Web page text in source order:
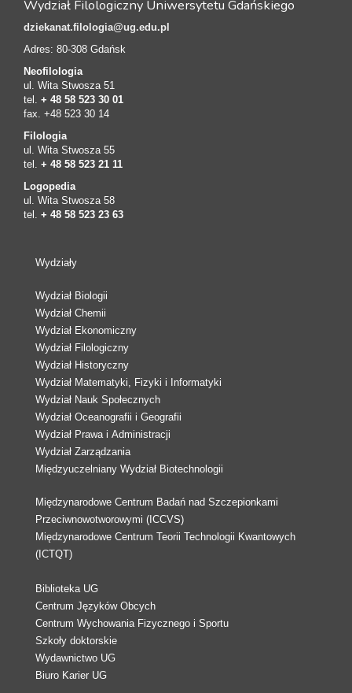
Wydział Filologiczny Uniwersytetu Gdańskiego
dziekanat.filologia@ug.edu.pl
Adres: 80-308 Gdańsk
Neofilologia
ul. Wita Stwosza 51
tel. + 48 58 523 30 01
fax. +48 523 30 14
Filologia
ul. Wita Stwosza 55
tel. + 48 58 523 21 11
Logopedia
ul. Wita Stwosza 58
tel. + 48 58 523 23 63
Wydziały
Wydział Biologii
Wydział Chemii
Wydział Ekonomiczny
Wydział Filologiczny
Wydział Historyczny
Wydział Matematyki, Fizyki i Informatyki
Wydział Nauk Społecznych
Wydział Oceanografii i Geografii
Wydział Prawa i Administracji
Wydział Zarządzania
Międzyuczelniany Wydział Biotechnologii
Międzynarodowe Centrum Badań nad Szczepionkami
Przeciwnowotworowymi (ICCVS)
Międzynarodowe Centrum Teorii Technologii Kwantowych
(ICTQT)
Biblioteka UG
Centrum Języków Obcych
Centrum Wychowania Fizycznego i Sportu
Szkoły doktorskie
Wydawnictwo UG
Biuro Karier UG